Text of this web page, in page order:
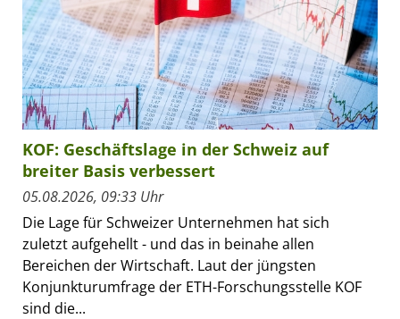
KOF: Geschäftslage in der Schweiz auf
breiter Basis verbessert
05.08.2026, 09:33 Uhr
Die Lage für Schweizer Unternehmen hat sich
zuletzt aufgehellt - und das in beinahe allen
Bereichen der Wirtschaft. Laut der jüngsten
Konjunkturumfrage der ETH-Forschungsstelle KOF
sind die...